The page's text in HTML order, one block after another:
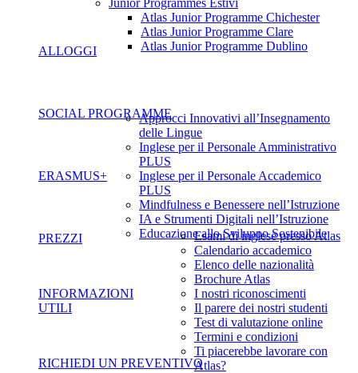
Junior Programmes Estivi
Atlas Junior Programme Chichester
Atlas Junior Programme Clare
Atlas Junior Programme Dublino
ALLOGGI
SOCIAL PROGRAMME
ERASMUS+
Approcci Innovativi all’Insegnamento
delle Lingue
Inglese per il Personale Amministrativo
PLUS
Inglese per il Personale Accademico
PLUS
Mindfulness e Benessere nell’Istruzione
IA e Strumenti Digitali nell’Istruzione
Educazione allo Sviluppo Sostenibile
PREZZI
INFORMAZIONI
UTILI
Esami di inglese presso Atlas
Calendario accademico
Elenco delle nazionalità
Brochure Atlas
I nostri riconoscimenti
Il parere dei nostri studenti
Test di valutazione online
Termini e condizioni
Ti piacerebbe lavorare con
Atlas?
RICHIEDI UN PREVENTIVO